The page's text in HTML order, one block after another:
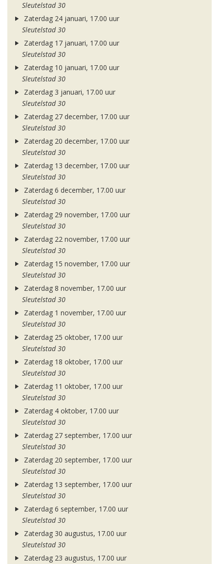
Sleutelstad 30
Zaterdag 24 januari, 17.00 uur
Sleutelstad 30
Zaterdag 17 januari, 17.00 uur
Sleutelstad 30
Zaterdag 10 januari, 17.00 uur
Sleutelstad 30
Zaterdag 3 januari, 17.00 uur
Sleutelstad 30
Zaterdag 27 december, 17.00 uur
Sleutelstad 30
Zaterdag 20 december, 17.00 uur
Sleutelstad 30
Zaterdag 13 december, 17.00 uur
Sleutelstad 30
Zaterdag 6 december, 17.00 uur
Sleutelstad 30
Zaterdag 29 november, 17.00 uur
Sleutelstad 30
Zaterdag 22 november, 17.00 uur
Sleutelstad 30
Zaterdag 15 november, 17.00 uur
Sleutelstad 30
Zaterdag 8 november, 17.00 uur
Sleutelstad 30
Zaterdag 1 november, 17.00 uur
Sleutelstad 30
Zaterdag 25 oktober, 17.00 uur
Sleutelstad 30
Zaterdag 18 oktober, 17.00 uur
Sleutelstad 30
Zaterdag 11 oktober, 17.00 uur
Sleutelstad 30
Zaterdag 4 oktober, 17.00 uur
Sleutelstad 30
Zaterdag 27 september, 17.00 uur
Sleutelstad 30
Zaterdag 20 september, 17.00 uur
Sleutelstad 30
Zaterdag 13 september, 17.00 uur
Sleutelstad 30
Zaterdag 6 september, 17.00 uur
Sleutelstad 30
Zaterdag 30 augustus, 17.00 uur
Sleutelstad 30
Zaterdag 23 augustus, 17.00 uur